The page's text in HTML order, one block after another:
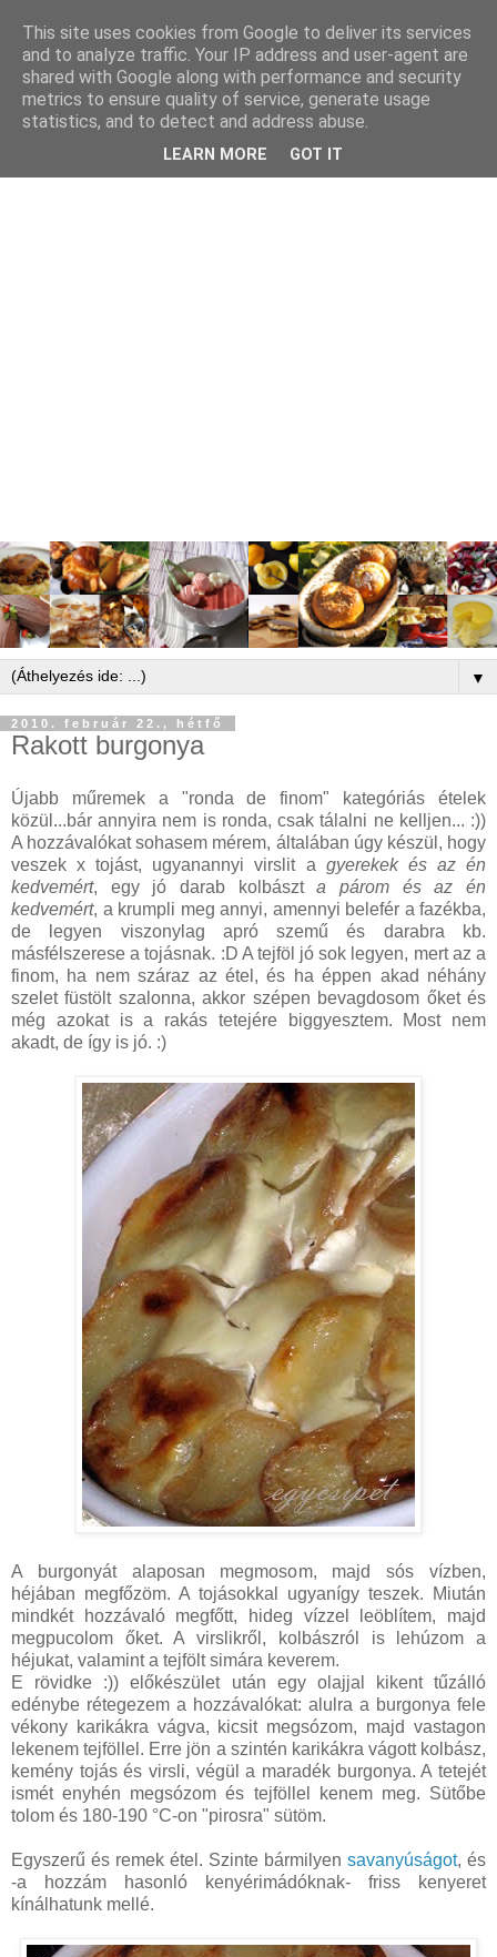
▼
2010. február 22., hétfő
Rakott burgonya
Újabb műremek a "ronda de finom" kategóriás ételek
közül...bár annyira nem is ronda, csak tálalni ne kelljen... :))
A hozzávalókat sohasem mérem, általában úgy készül, hogy
veszek x tojást, ugyanannyi virslit a gyerekek és az én
kedvemért, egy jó darab kolbászta párom és az én
kedvemért, a krumpli meg annyi, amennyi belefér a fazékba,
de legyen viszonylag apró szemű és darabra kb.
másfélszerese a tojásnak. :D A tejföl jó sok legyen, mert az a
finom, ha nem száraz az étel, és ha éppen akad néhány
szelet füstölt szalonna, akkor szépen bevagdosom őket és
még azokat is a rakás tetejére biggyesztem. Most nem
akadt, de így is jó. :)
A burgonyát alaposan megmosom, majd sós vízben,
héjában megfőzöm. A tojásokkal ugyanígy teszek. Miután
mindkét hozzávaló megfőtt, hideg vízzel leöblítem, majd
megpucolom őket. A virslikről, kolbászról is lehúzom a
héjukat, valamint a tejfölt simára keverem.
E rövidke :)) előkészület után egy olajjal kikent tűzálló
edénybe rétegezem a hozzávalókat: alulra a burgonya fele
vékony karikákra vágva, kicsit megsózom, majd vastagon
lekenem tejföllel. Erre jön a szintén karikákra vágott kolbász,
kemény tojás és virsli, végül a maradék burgonya. A tetejét
ismét enyhén megsózom és tejföllel kenem meg. Sütőbe
tolom és 180-190 °C-on "pirosra" sütöm.
Egyszerű és remek étel. Szinte bármilyen savanyúságot, és
-a hozzám hasonló kenyérimádóknak- friss kenyeret
kínálhatunk mellé.
This site uses cookies from Google to deliver its services
and to analyze traffic. Your IP address and user-agent are
shared with Google along with performance and security
metrics to ensure quality of service, generate usage
statistics, and to detect and address abuse.
LEARN MORE GOT IT